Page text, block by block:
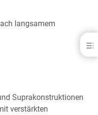
KONTAKT
langsamem
Suprakonstruktionen
verstärkten